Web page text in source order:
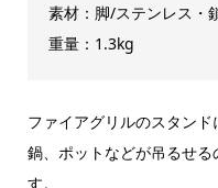
素材：脚/ステンレス・
重量：1.3kg
ファイアグリルのスタン
鍋、ポットなどが吊るせ
す。